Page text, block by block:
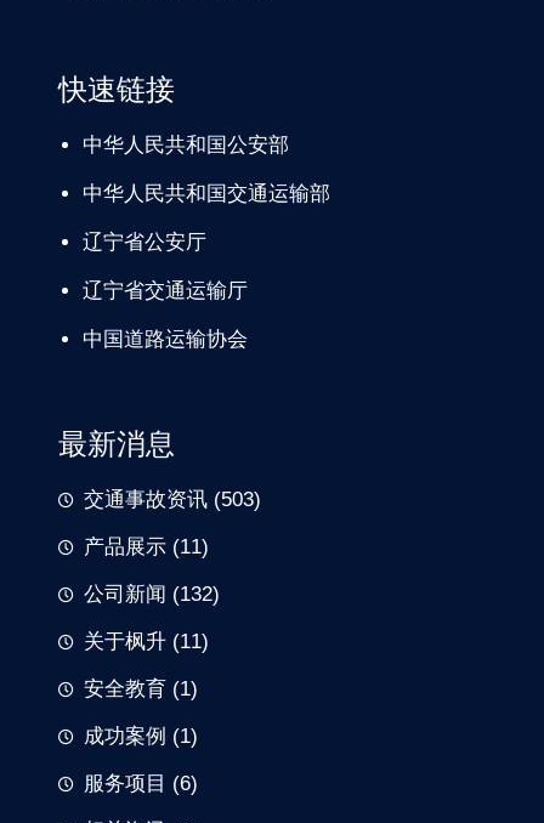
快速链接
中华人民共和国公安部
中华人民共和国交通运输部
辽宁省公安厅
辽宁省交通运输厅
中国道路运输协会
最新消息
交通事故资讯 (503)
产品展示 (11)
公司新闻 (132)
关于枫升 (11)
安全教育 (1)
成功案例 (1)
服务项目 (6)